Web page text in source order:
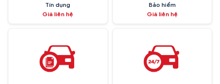
Tín dụng
Giá liên hệ
Bảo hiểm
Giá liên hệ